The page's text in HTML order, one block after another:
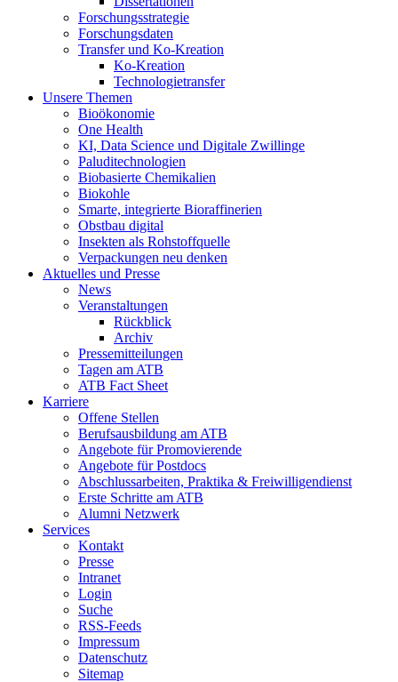
Forschungsstrategie
Forschungsdaten
Transfer und Ko-Kreation
Ko-Kreation
Technologietransfer
Unsere Themen
Bioökonomie
One Health
KI, Data Science und Digitale Zwillinge
Paluditechnologien
Biobasierte Chemikalien
Biokohle
Smarte, integrierte Bioraffinerien
Obstbau digital
Insekten als Rohstoffquelle
Verpackungen neu denken
Aktuelles und Presse
News
Veranstaltungen
Rückblick
Archiv
Pressemitteilungen
Tagen am ATB
ATB Fact Sheet
Karriere
Offene Stellen
Berufsausbildung am ATB
Angebote für Promovierende
Angebote für Postdocs
Abschlussarbeiten, Praktika & Freiwilligendienst
Erste Schritte am ATB
Alumni Netzwerk
Services
Kontakt
Presse
Intranet
Login
Suche
RSS-Feeds
Impressum
Datenschutz
Sitemap